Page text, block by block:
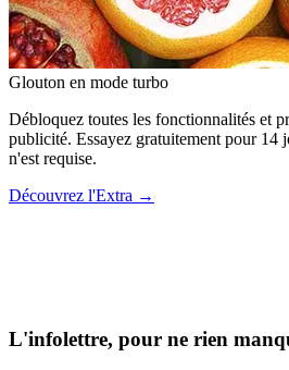
Glouton en mode turbo
Débloquez toutes les fonctionnalités et
publicité. Essayez gratuitement pour 14
n'est requise.
Découvrez l'Extra →
L'infolettre, pour ne rien